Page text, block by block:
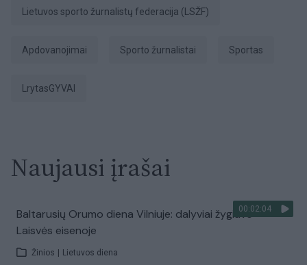
Lietuvos sporto žurnalistų federacija (LSŽF)
apdovanojimai sporto žurnalistai sportas
LrytasGYVAI
Naujausi įrašai
00:02:04
Baltarusių Orumo diena Vilniuje: dalyviai žygiavo
Laisvės eisenoje
Žinios Lietuvos diena